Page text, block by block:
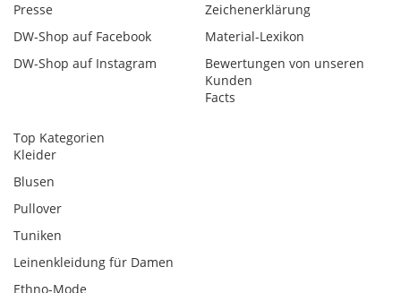
Presse
DW-Shop auf Facebook
DW-Shop auf Instagram
Zeichenerklärung
Material-Lexikon
Bewertungen von unseren
Kunden
Facts
Top Kategorien
Kleider
Blusen
Pullover
Tuniken
Leinenkleidung für Damen
Ethno-Mode